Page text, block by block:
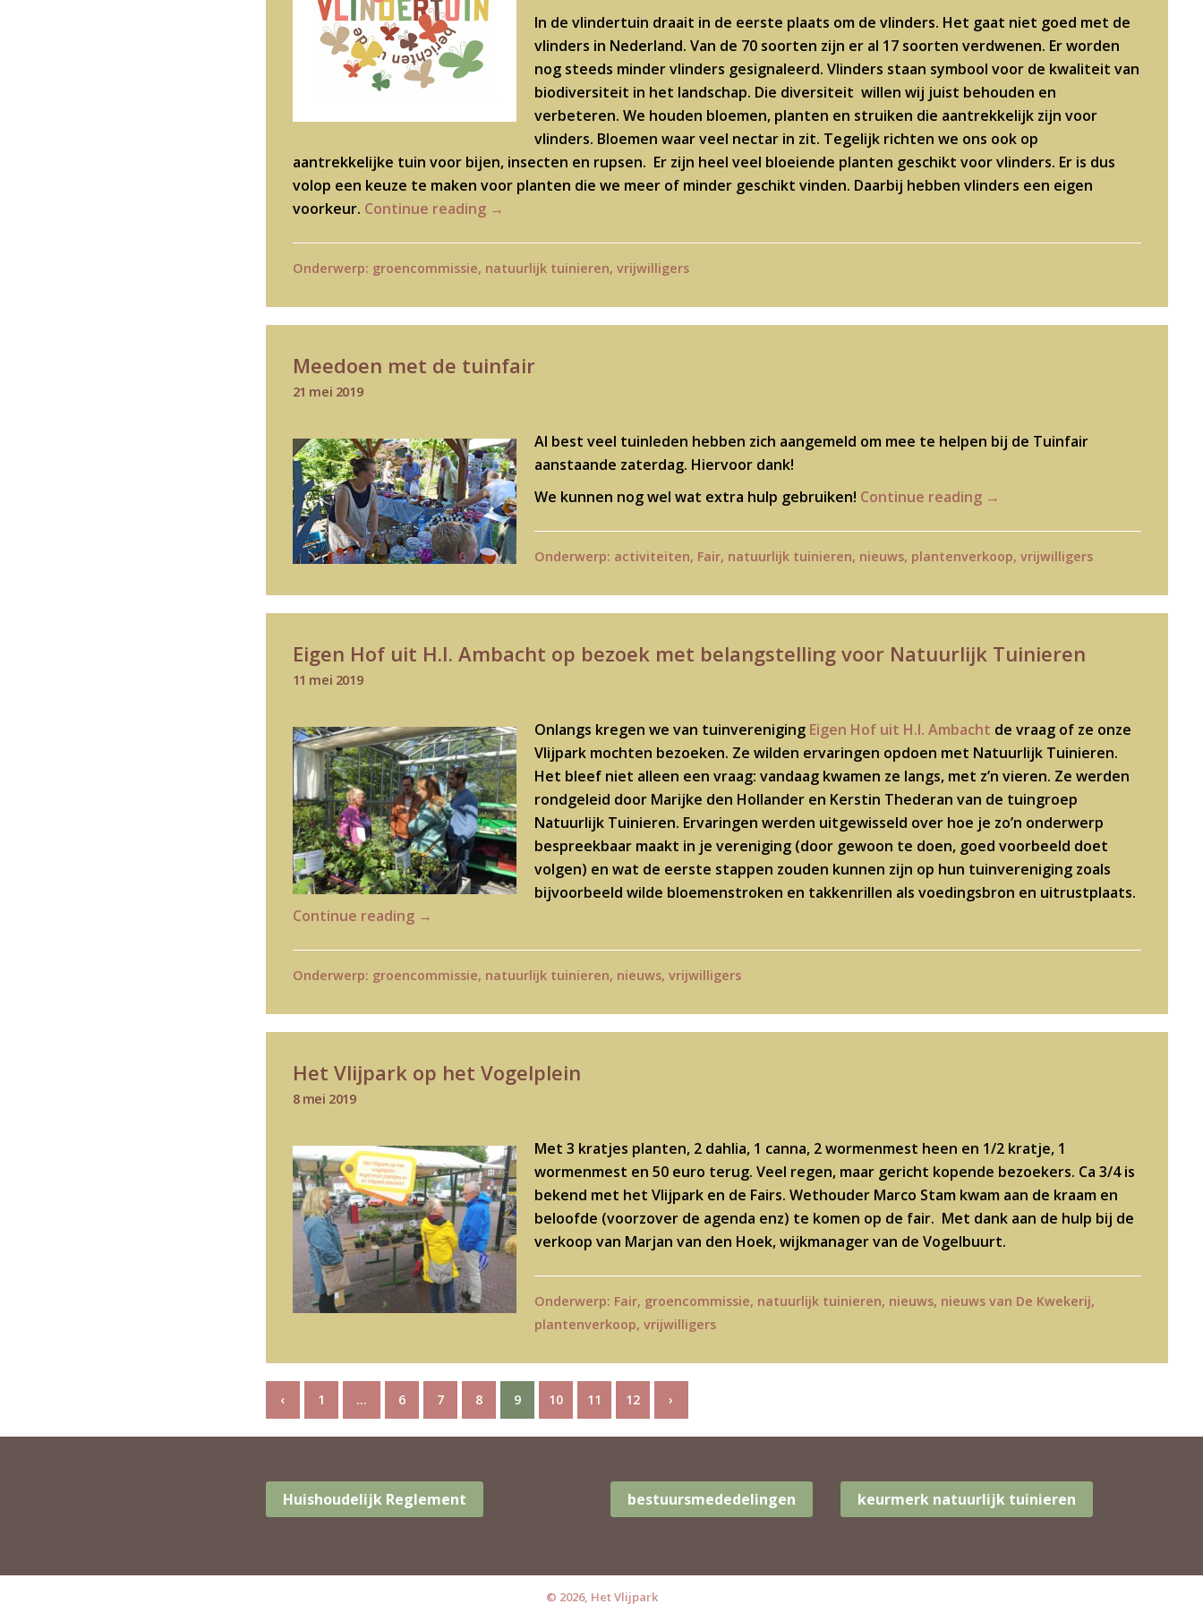
In de vlindertuin draait in de eerste plaats om de vlinders. Het gaat niet goed met de
vlinders in Nederland. Van de 70 soorten zijn er al 17 soorten verdwenen. Er worden
nog steeds minder vlinders gesignaleerd. Vlinders staan symbool voor de kwaliteit van
biodiversiteit in het landschap. Die diversiteit willen wij juist behouden en
verbeteren. We houden bloemen, planten en struiken die aantrekkelijk zijn voor
vlinders. Bloemen waar veel nectar in zit. Tegelijk richten we ons ook op
aantrekkelijke tuin voor bijen, insecten en rupsen. Er zijn heel veel bloeiende planten geschikt voor vlinders. Er is dus
volop een keuze te maken voor planten die we meer of minder geschikt vinden. Daarbij hebben vlinders een eigen
voorkeur. Continue reading →
Onderwerp: groencommissie, natuurlijk tuinieren, vrijwilligers
Meedoen met de tuinfair
21 mei 2019
Al best veel tuinleden hebben zich aangemeld om mee te helpen bij de Tuinfair
aanstaande zaterdag. Hiervoor dank!
We kunnen nog wel wat extra hulp gebruiken! Continue reading →
Onderwerp: activiteiten, Fair, natuurlijk tuinieren, nieuws, plantenverkoop, vrijwilligers
Eigen Hof uit H.I. Ambacht op bezoek met belangstelling voor Natuurlijk Tuinieren
11 mei 2019
Onlangs kregen we van tuinvereniging Eigen Hof uit H.I. Ambacht de vraag of ze onze
Vlijpark mochten bezoeken. Ze wilden ervaringen opdoen met Natuurlijk Tuinieren.
Het bleef niet alleen een vraag: vandaag kwamen ze langs, met z’n vieren. Ze werden
rondgeleid door Marijke den Hollander en Kerstin Thederan van de tuingroep
Natuurlijk Tuinieren. Ervaringen werden uitgewisseld over hoe je zo’n onderwerp
bespreekbaar maakt in je vereniging (door gewoon te doen, goed voorbeeld doet
volgen) en wat de eerste stappen zouden kunnen zijn op hun tuinvereniging zoals
bijvoorbeeld wilde bloemenstroken en takkenrillen als voedingsbron en uitrustplaats.
Continue reading →
Onderwerp: groencommissie, natuurlijk tuinieren, nieuws, vrijwilligers
Het Vlijpark op het Vogelplein
8 mei 2019
Met 3 kratjes planten, 2 dahlia, 1 canna, 2 wormenmest heen en 1/2 kratje, 1
wormenmest en 50 euro terug. Veel regen, maar gericht kopende bezoekers. Ca 3/4 is
bekend met het Vlijpark en de Fairs. Wethouder Marco Stam kwam aan de kraam en
beloofde (voorzover de agenda enz) te komen op de fair. Met dank aan de hulp bij de
verkoop van Marjan van den Hoek, wijkmanager van de Vogelbuurt.
Onderwerp: Fair, groencommissie, natuurlijk tuinieren, nieuws, nieuws van De Kwekerij,
plantenverkoop, vrijwilligers
‹ 1 … 6 7 8 9 10 11 12 ›
Huishoudelijk Reglement bestuursmededelingen keurmerk natuurlijk tuinieren
© 2026, Het Vlijpark